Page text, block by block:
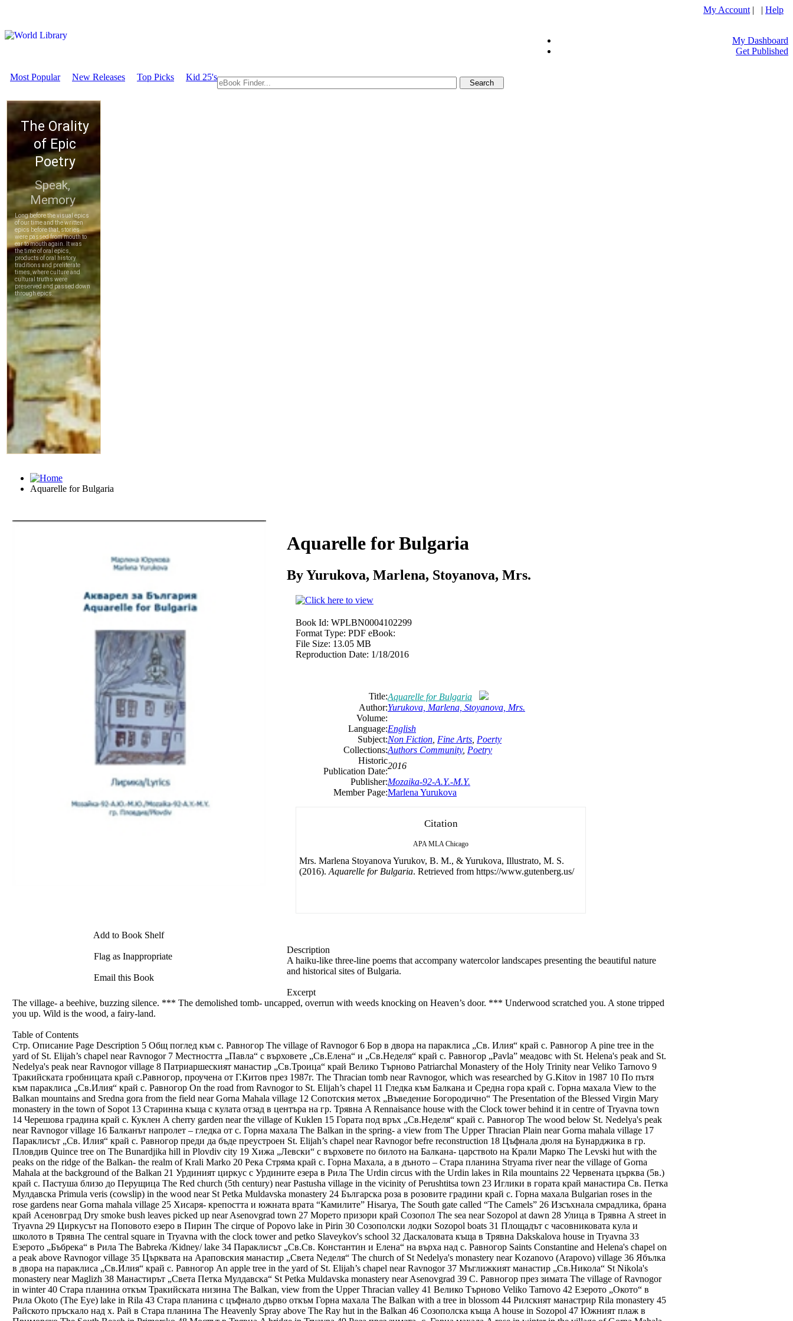
My Account | | Help
My Dashboard
Get Published
Most Popular New Releases Top Picks Kid 25's
Aquarelle for Bulgaria
Add to Book Shelf
Flag as Inappropriate
Email this Book
Aquarelle for Bulgaria
By Yurukova, Marlena, Stoyanova, Mrs.
Book Id: WPLBN0004102299
Format Type: PDF eBook:
File Size: 13.05 MB
Reproduction Date: 1/18/2016
Title:Aquarelle for Bulgaria
Author:Yurukova, Marlena, Stoyanova, Mrs.
Volume:
Language:English
Subject:Non Fiction Fine Arts Poerty
Collections:Authors Community, Poetry
Historic
Publication Date:
2016
Publisher:Mozaika-92-A.Y.-M.Y.
Member Page:Marlena Yurukova
Citation
APA MLA Chicago
Mrs. Marlena Stoyanova Yurukov, B. M., & Yurukova, Illustrato, M. S.
(2016). Aquarelle for Bulgaria. Retrieved from https://www.gutenberg.us/
Description
A haiku-like three-line poems that accompany watercolor landscapes presenting the beautiful nature
and historical sites of Bulgaria.
Excerpt
The village- a beehive, buzzing silence. *** The demolished tomb- uncapped, overrun with weeds knocking on Heaven’s door. *** Underwood scratched you. A stone tripped
you up. Wild is the wood, a fairy-land.
Table of Contents
Стр. Описание Page Description 5 Общ поглед към с. Равногор The village of Ravnogor 6 Бор в двора на параклиса „Св. Илия“ край с. Равногор A pine tree in the
yard of St. Elijah’s chapel near Ravnogor 7 Местността „Павла“ с върховете „Св.Елена“ и „Св.Неделя“ край с. Равногор „Pavla” меадовс with St. Helena's peak and St.
Nedelya's peak near Ravnogor village 8 Патриаршеският манастир „Св.Троица“ край Велико Търново Patriarchal Monastery of the Holy Trinity near Veliko Tarnovo 9
Тракийската гробницата край с.Равногор, проучена от Г.Китов през 1987г. The Thracian tomb near Ravnogor, which was researched by G.Kitov in 1987 10 По пътя
към параклиса „Св.Илия“ край с. Равногор On the road from Ravnogor to St. Elijah’s chapel 11 Гледка към Балкана и Средна гора край с. Горна махала View to the
Balkan mountains and Sredna gora from the field near Gorna Mahala village 12 Сопотския метох „Въведение Богородично“ The Presentation of the Blessed Virgin Mary
monastery in the town of Sopot 13 Старинна къща с кулата отзад в центъра на гр. Трявна A Rennaisance house with the Clock tower behind it in centre of Tryavna town
14 Черешова градина край с. Куклен A cherry garden near the village of Kuklen 15 Гората под връх „Св.Неделя“ край с. Равногор The wood below St. Nedelya's peak
near Ravnogor village 16 Балканът напролет – гледка от с. Горна махала The Balkan in the spring- a view from The Upper Thracian Plain near Gorna mahala village 17
Параклисът „Св. Илия“ край с. Равногор преди да бъде преустроен St. Elijah’s chapel near Ravnogor befre reconstruction 18 Цъфнала дюля на Бунарджика в гр.
Пловдив Quince tree on The Bunardjika hill in Plovdiv city 19 Хижа „Левски“ с върховете по билото на Балкана- царствоto на Крали Марко The Levski hut with the
peaks on the ridge of the Balkan- the realm of Krali Marko 20 Река Стряма край с. Горна Махала, а в дъното – Стара планина Stryama river near the village of Gorna
Mahala at the background of the Balkan 21 Урдиният циркус с Урдините езера в Рила The Urdin circus with the Urdin lakes in Rila mountains 22 Червената църква (5в.)
край с. Пастуша близо до Перущица The Red church (5th century) near Pastusha village in the vicinity of Perushtitsa town 23 Иглики в гората край манастира Св. Петка
Мулдавска Primula veris (cowslip) in the wood near St Petka Muldavska monastery 24 Българска роза в розовите градини край с. Горна махала Bulgarian roses in the
rose gardens near Gorna mahala village 25 Хисаря- крепостта и южната врата “Камилите” Hisarya, The South gate called “The Camels” 26 Изсъхнала смрадлика, брана
край Асеновград Dry smoke bush leaves picked up near Asenovgrad town 27 Морето призори край Созопол The sea near Sozopol at dawn 28 Улица в Трявна A street in
Tryavna 29 Циркусът на Поповото езеро в Пирин The cirque of Popovo lake in Pirin 30 Созополски лодки Sozopol boats 31 Площадът с часовниковата кула и
школото в Трявна The central square in Tryavna with the clock tower and petko Slaveykov's school 32 Даскаловата къща в Трявна Dakskalova house in Tryavna 33
Езерото „Бъбрека“ в Рила The Babreka /Kidney/ lake 34 Параклисът „Св.Св. Константин и Елена“ на върха над с. Равногор Saints Constantine and Helena's chapel on
a peak above Ravnogor village 35 Църквата на Араповския манастир „Света Nеделя“ The church of St Nedelya's monastery near Kozanovo (Arapovo) village 36 Ябълка
в двора на параклиса „Св.Илия“ край с. Равногор An apple tree in the yard of St. Elijah’s chapel near Ravnogor 37 Мъглижкият манастир „Св.Никола“ St Nikola's
monastery near Maglizh 38 Манастирът „Света Петка Мулдавска“ St Petka Muldavska monastery near Asenovgrad 39 С. Равногор през зимата The village of Ravnogor
in winter 40 Стара планина откъм Тракийската низина The Balkan, view from the Upper Thracian valley 41 Велико Търново Veliko Tarnovo 42 Езерото „Окото“ в
Рила Okoto (The Eye) lake in Rila 43 Стара планина с цъфнало дърво откъм Горна махала The Balkan with a tree in blossom 44 Рилският манастрир Rila monastery 45
Райското пръскало над х. Рай в Стара планина The Heavenly Spray above The Ray hut in the Balkan 46 Созополска къща A house in Sozopol 47 Южният плаж в